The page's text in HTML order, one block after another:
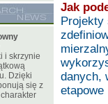
Jak
Projekty
danych,
etapowe
i skrzynie
Dzięki
się z